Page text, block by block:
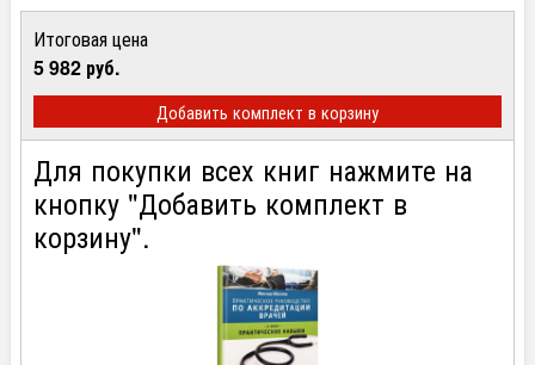
Итоговая цена
5 982 руб.
Добавить комплект в корзину
Для покупки всех книг нажмите на
кнопку "Добавить комплект в
корзину".